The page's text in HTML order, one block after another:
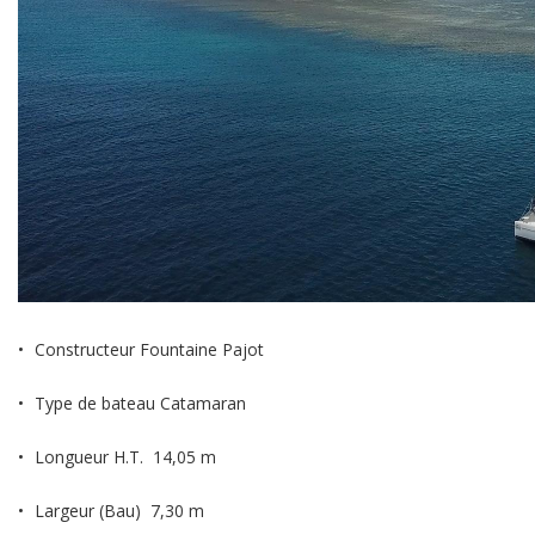
Constructeur Fountaine Pajot
Type de bateau Catamaran
Longueur H.T. 14,05 m
Largeur (Bau) 7,30 m